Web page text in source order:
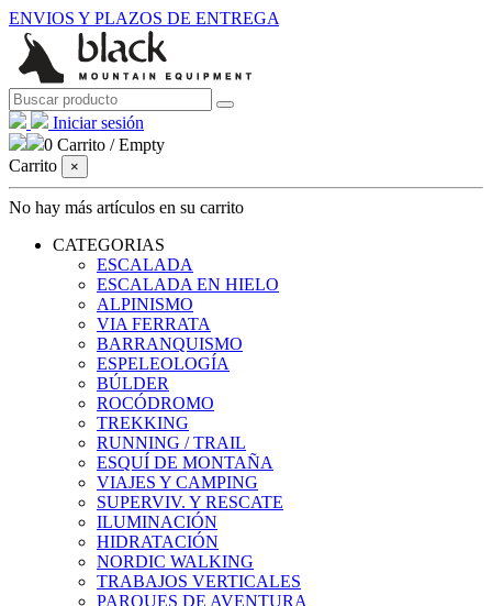
ENVIOS Y PLAZOS DE ENTREGA
Iniciar sesión
0 Carrito /Empty
Carrito
×
No hay más artículos en su carrito
CATEGORIAS
ESCALADA
ESCALADA EN HIELO
ALPINISMO
VIA FERRATA
BARRANQUISMO
ESPELEOLOGÍA
BÚLDER
ROCÓDROMO
TREKKING
RUNNING / TRAIL
ESQUÍ DE MONTAÑA
VIAJES Y CAMPING
SUPERVIV. Y RESCATE
ILUMINACIÓN
HIDRATACIÓN
NORDIC WALKING
TRABAJOS VERTICALES
PARQUES DE AVENTURA